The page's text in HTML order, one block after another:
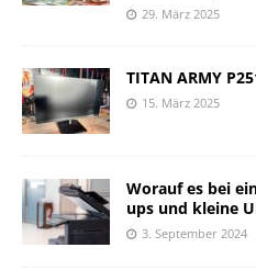
29. März 2025
TITAN ARMY
15. März 2025
Worauf es bei
ups und kleine
3. September 2024